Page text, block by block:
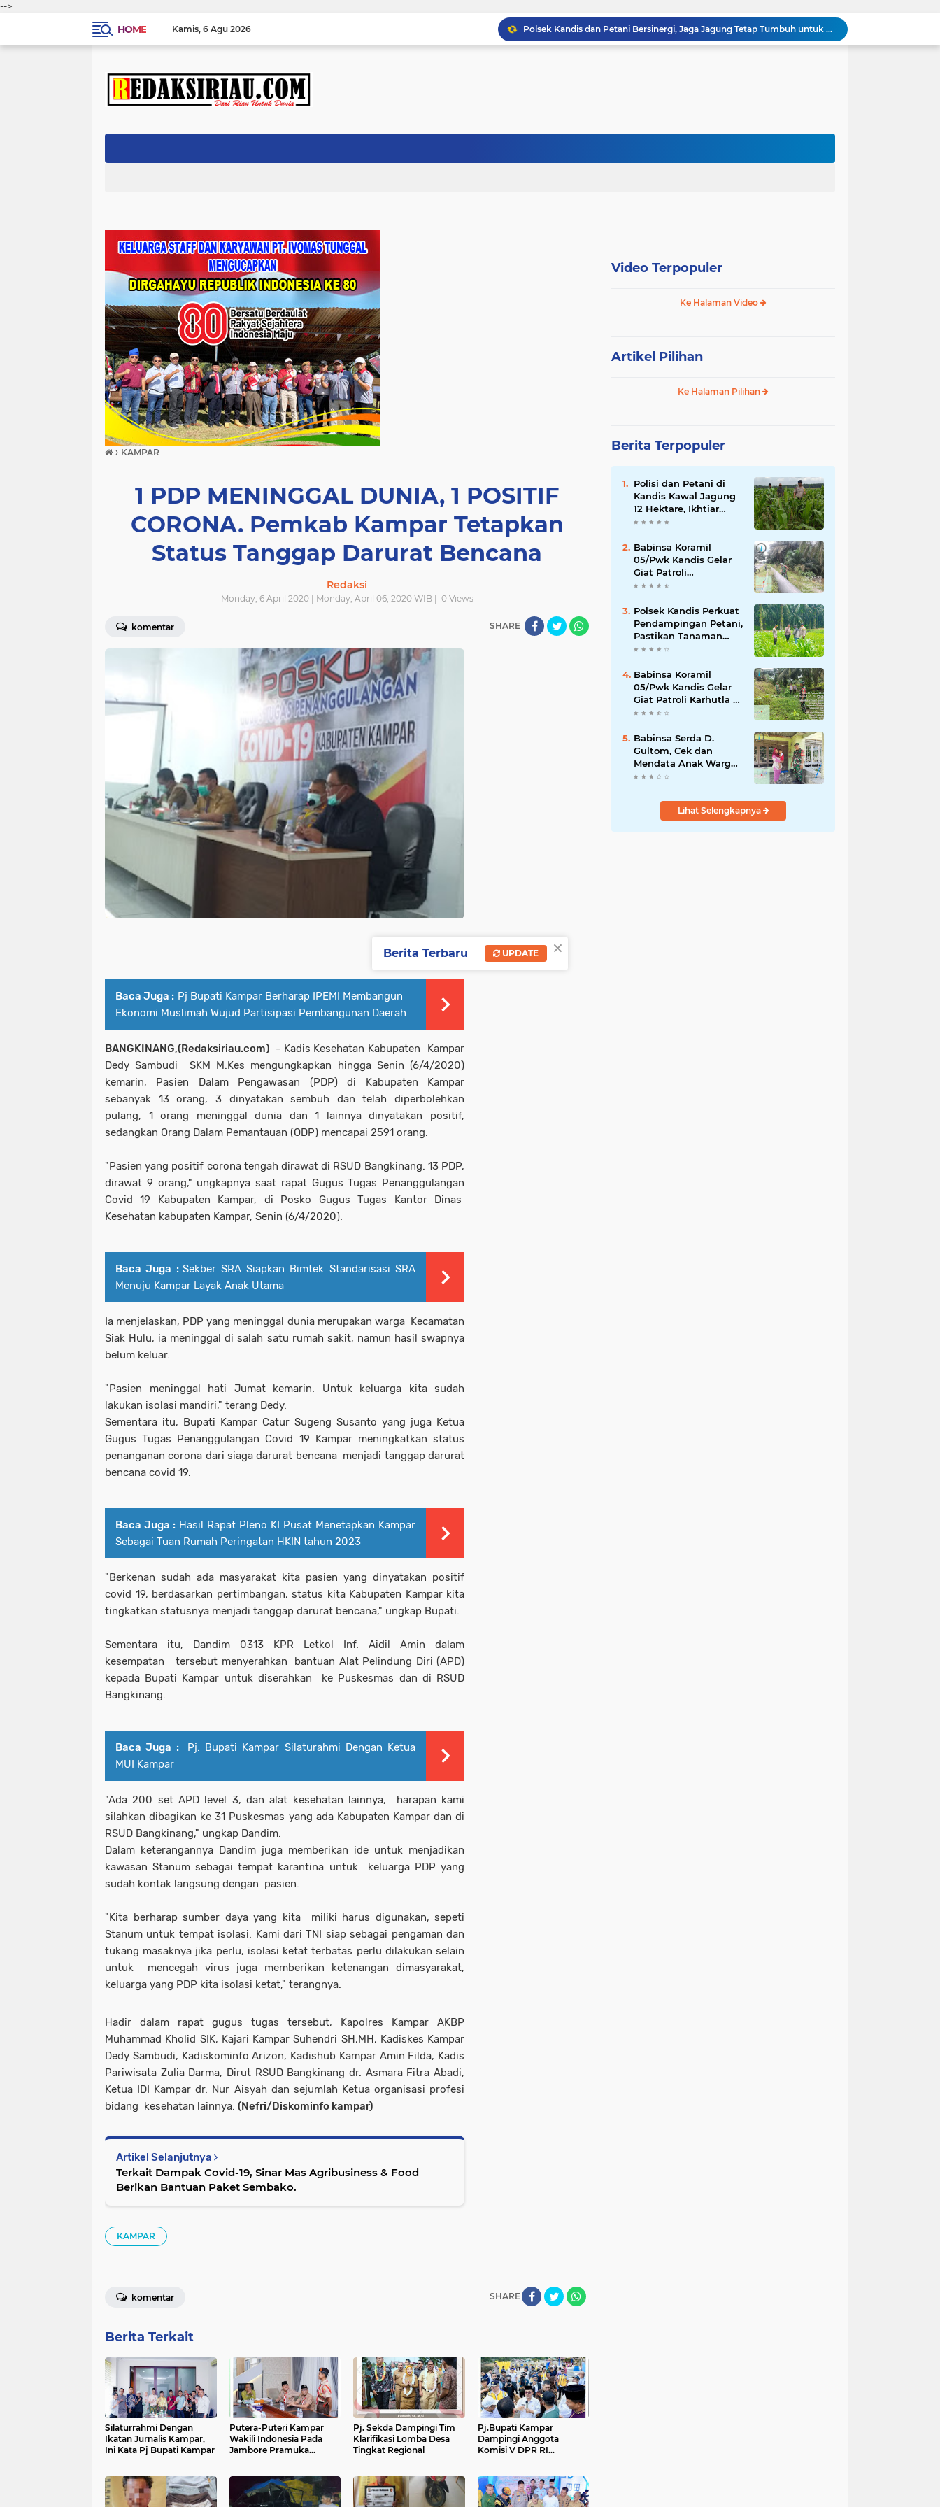
-->
HOME
Kamis 6 Agu 2026
Polsek Kandis dan Petani Bersinergi, Jaga Jagung Tetap Tumbuh untuk Ketahanan Pangan
Babinsa Kopda Dedi Irawan Melakukan Pendampingan Vaksinasi PMK
Babinsa Sertu Ridho Utomo Gelar Giat Kampung Pancasila
› KAMPAR
1 PDP MENINGGAL DUNIA, 1 POSITIF
CORONA. Pemkab Kampar Tetapkan
Status Tanggap Darurat Bencana
Redaksi
Monday, 6 April 2020 | Monday, April 06, 2020 WIB | 0Views
komentar SHARE
Baca Juga : Pj Bupati Kampar Berharap IPEMI Membangun
Ekonomi Muslimah Wujud Partisipasi Pembangunan Daerah
BANGKINANG,(Redaksiriau.com) - Kadis Kesehatan Kabupaten Kampar
Dedy Sambudi SKM M.Kes mengungkapkan hingga Senin (6/4/2020)
kemarin, Pasien Dalam Pengawasan (PDP) di Kabupaten Kampar
sebanyak 13 orang, 3 dinyatakan sembuh dan telah diperbolehkan
pulang, 1 orang meninggal dunia dan 1 lainnya dinyatakan positif,
sedangkan Orang Dalam Pemantauan (ODP) mencapai 2591 orang.
"Pasien yang positif corona tengah dirawat di RSUD Bangkinang. 13 PDP,
dirawat 9 orang," ungkapnya saat rapat Gugus Tugas Penanggulangan
Covid 19 Kabupaten Kampar, di Posko Gugus Tugas Kantor Dinas
Kesehatan kabupaten Kampar, Senin (6/4/2020).
Baca Juga : Sekber SRA Siapkan Bimtek Standarisasi SRA
Menuju Kampar Layak Anak Utama
Ia menjelaskan, PDP yang meninggal dunia merupakan warga Kecamatan
Siak Hulu, ia meninggal di salah satu rumah sakit, namun hasil swapnya
belum keluar.
"Pasien meninggal hati Jumat kemarin. Untuk keluarga kita sudah
lakukan isolasi mandiri," terang Dedy.
Sementara itu, Bupati Kampar Catur Sugeng Susanto yang juga Ketua
Gugus Tugas Penanggulangan Covid 19 Kampar meningkatkan status
penanganan corona dari siaga darurat bencana menjadi tanggap darurat
bencana covid 19.
Baca Juga : Hasil Rapat Pleno KI Pusat Menetapkan Kampar
Sebagai Tuan Rumah Peringatan HKIN tahun 2023
"Berkenan sudah ada masyarakat kita pasien yang dinyatakan positif
covid 19, berdasarkan pertimbangan, status kita Kabupaten Kampar kita
tingkatkan statusnya menjadi tanggap darurat bencana," ungkap Bupati.
Sementara itu, Dandim 0313 KPR Letkol Inf. Aidil Amin dalam
kesempatan tersebut menyerahkan bantuan Alat Pelindung Diri (APD)
kepada Bupati Kampar untuk diserahkan ke Puskesmas dan di RSUD
Bangkinang.
Baca Juga :
Pj. Bupati Kampar Silaturahmi Dengan Ketua
MUI Kampar
"Ada 200 set APD level 3, dan alat kesehatan lainnya, harapan kami
silahkan dibagikan ke 31 Puskesmas yang ada Kabupaten Kampar dan di
RSUD Bangkinang," ungkap Dandim.
Dalam keterangannya Dandim juga memberikan ide untuk menjadikan
kawasan Stanum sebagai tempat karantina untuk keluarga PDP yang
sudah kontak langsung dengan pasien.
"Kita berharap sumber daya yang kita miliki harus digunakan, sepeti
Stanum untuk tempat isolasi. Kami dari TNI siap sebagai pengaman dan
tukang masaknya jika perlu, isolasi ketat terbatas perlu dilakukan selain
untuk mencegah virus juga memberikan ketenangan dimasyarakat,
keluarga yang PDP kita isolasi ketat," terangnya.
Hadir dalam rapat gugus tugas tersebut, Kapolres Kampar AKBP
Muhammad Kholid SIK, Kajari Kampar Suhendri SH,MH, Kadiskes Kampar
Dedy Sambudi, Kadiskominfo Arizon, Kadishub Kampar Amin Filda, Kadis
Pariwisata Zulia Darma, Dirut RSUD Bangkinang dr. Asmara Fitra Abadi,
Ketua IDI Kampar dr. Nur Aisyah dan sejumlah Ketua organisasi profesi
bidang kesehatan lainnya. (Nefri/Diskominfo kampar)
Artikel Selanjutnya
Terkait Dampak Covid-19, Sinar Mas Agribusiness & Food
Berikan Bantuan Paket Sembako.
KAMPAR
SHARE
komentar
Berita Terkait
Silaturrahmi Dengan
Ikatan Jurnalis Kampar,
Ini Kata Pj Bupati Kampar
Putera-Puteri Kampar
Wakili Indonesia Pada
Jambore Pramuka
Pj. Sekda Dampingi Tim
Klarifikasi Lomba Desa
Tingkat Regional
Pj.Bupati Kampar
Dampingi Anggota
Komisi V DPR RI
Video Terpopuler
Ke Halaman Video
Artikel Pilihan
Ke Halaman Pilihan
Berita Terpopuler
Polisi dan Petani di
Kandis Kawal Jagung
12 Hektare, Ikhtiar
Menjaga Ketahanan
Babinsa Koramil
05/Pwk Kandis Gelar
Giat Patroli
Pengamanan Line
Kandis Kandis
Polsek Kandis Perkuat
Pendampingan Petani,
Pastikan Tanaman
Jagung Tumbuh
Swasembada Pangan
Nasional
Babinsa Koramil
05/Pwk Kandis Gelar
Giat Patroli Karhutla di
Wilayah Kelurahan
Babinsa Serda D.
Gultom, Cek dan
Mendata Anak Warga
Yang Stunting
Lihat Selengkapnya
×
Berita Terbaru UPDATE